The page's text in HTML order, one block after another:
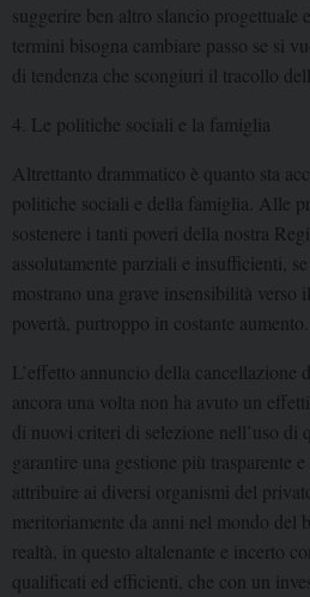
suggerire ben altro slancio progettuale
termini bisogna cambiare passo se si
di tendenza che scongiuri il tracollo
4. Le politiche sociali e la famiglia
Altrettanto drammatico è quanto sta
politiche sociali e della famiglia. Alle
sostenere i tanti poveri della nostra
assolutamente parziali e insufficienti,
mostrano una grave insensibilità verso
povertà, purtroppo in costante aumento.
L’effetto annuncio della cancellazione
ancora una volta non ha avuto un
di nuovi criteri di selezione nell’uso di
garantire una gestione più trasparente
attribuire ai diversi organismi del
meritoriamente da anni nel mondo del
realtà, in questo altalenante e incerto
qualificati ed efficienti, che con un